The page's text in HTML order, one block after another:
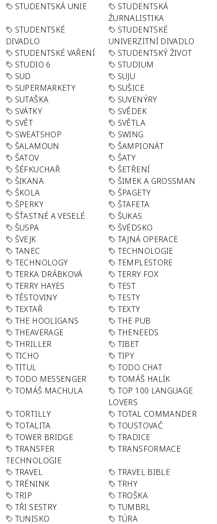
STUDENTSKÁ UNIE
STUDENTSKÁ
ŽURNALISTIKA
STUDENTSKÉ
DIVADLO
STUDENTSKÉ
UNIVERZITNÍ DIVADLO
STUDENTSKÉ VAŘENÍ
STUDENTSKÝ ŽIVOT
STUDIO 6
STUDIUM
SUD
SUJU
SUPERMARKETY
SUŠICE
SUTAŠKA
SUVENÝRY
SVÁTKY
SVĚDEK
SVĚT
SVĚTLA
SWEATSHOP
SWING
ŠALAMOUN
ŠAMPIONÁT
ŠATOV
ŠATY
ŠÉFKUCHAŘ
ŠETŘENÍ
ŠIKANA
ŠIMEK A GROSSMAN
ŠKOLA
ŠPAGETY
ŠPERKY
ŠTAFETA
ŠŤASTNÉ A VESELÉ
ŠUKAS
ŠUSPA
ŠVÉDSKO
ŠVEJK
TAJNÁ OPERACE
TANEC
TECHNOLOGIE
TECHNOLOGY
TEMPLESTORE
TERKA DRÁBKOVÁ
TERRY FOX
TERRY HAYES
TEST
TĚSTOVINY
TESTY
TEXTAŘ
TEXTY
THE HOOLIGANS
THE PUB
THEAVERAGE
THENEEDS
THRILLER
TIBET
TICHO
TIPY
TITUL
TODO CHAT
TODO MESSENGER
TOMÁŠ HALÍK
TOMÁŠ MACHULA
TOP 100 LANGUAGE
LOVERS
TORTILLY
TOTAL COMMANDER
TOTALITA
TOUSTOVAČ
TOWER BRIDGE
TRADICE
TRANSFER
TECHNOLOGIE
TRANSFORMACE
TRAVEL
TRAVEL BIBLE
TRÉNINK
TRHY
TRIP
TROŠKA
TŘI SESTRY
TUMBRL
TUNISKO
TÚRA